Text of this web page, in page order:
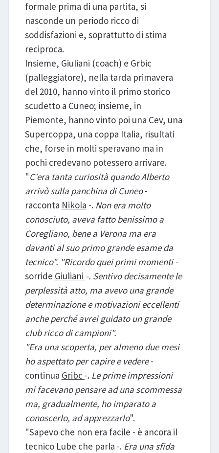
formale prima di una partita, si
nasconde un periodo ricco di
soddisfazioni e, soprattutto di stima
reciproca.
Insieme, Giuliani (coach) e Grbic
(palleggiatore), nella tarda primavera
del 2010, hanno vinto il primo storico
scudetto a Cuneo; insieme, in
Piemonte, hanno vinto poi una Cev, una
Supercoppa, una coppa Italia, risultati
che, forse in molti speravano ma in
pochi credevano potessero arrivare.
"C'era tanta curiosità quando Alberto
arrivò sulla panchina di Cuneo-
racconta Nikola -. Non era molto
conosciuto, aveva fatto benissimo a
Coregliano, bene a Verona ma era
davanti al suo primo grande esame da
tecnico". "Ricordo quei primi momenti -
sorride Giuliani -. Sentivo decisamente le
perplessità atto, ma avevo una grande
determinazione e motivazioni eccellenti
anche perché avrei guidato un grande
club ricco di campioni".
"Era una scoperta, per almeno due mesi
ho aspettato per capire e vedere-
continua Gribc -. Le prime impressioni
mi facevano pensare ad una scommessa
ma, gradualmente, ho imparato a
conoscerlo, ad apprezzarlo".
"Sapevo che non era facile - è ancora il
tecnico Lube che parla -. Era una sfida